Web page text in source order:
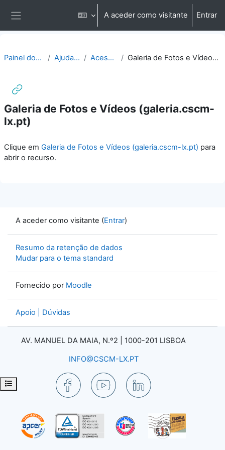
A aceder como visitante Entrar
Abrir índice da disciplina
Painel do utilizador Ajuda | Apoio Acesso direto Galeria de Fotos e Vídeos (galeria.cscm-lx.pt)
Galeria de Fotos e Vídeos (galeria.cscm-
lx.pt)
Clique em Galeria de Fotos e Vídeos (galeria.cscm-lx.pt) para
abrir o recurso.
A aceder como visitante (Entrar)
Resumo da retenção de dados
Mudar para o tema standard
Fornecido por Moodle
Apoio | Dúvidas
AV. MANUEL DA MAIA, N.º2 | 1000-201 LISBOA
INFO@CSCM-LX.PT